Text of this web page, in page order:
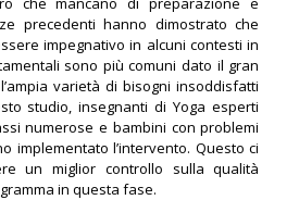
precedenti hanno dimostrato che
impegnativo in alcuni contesti in
sono più comuni dato il gran
varietà di bisogni insoddisfatti
studio, insegnanti di Yoga esperti
numerose e bambini con problemi
implementato l’intervento. Questo ci
un miglior controllo sulla qualità
in questa fase.